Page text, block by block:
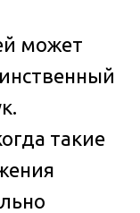
может
такие